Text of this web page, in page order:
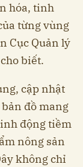
hóa, tinh
từng vùng
Cục Quản lý
biết.
cập nhật
đồ mang
động tiềm
nông sản
không chỉ